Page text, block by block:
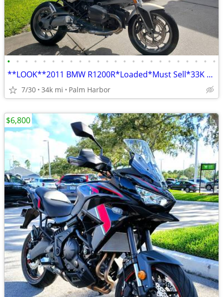
• • • • • • • • • • • • • • • • • • • • • • • •
**LOOK**2011 BMW R1200R*Loaded*Must Sell*33K mile*$4,900
7/30 34k mi Palm Harbor
$6,800